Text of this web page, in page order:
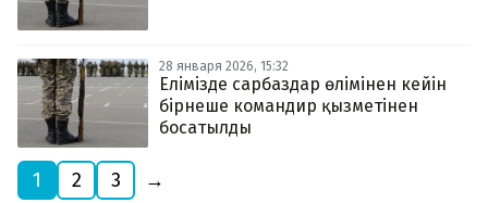
28 января 2026, 15:32
Елімізде сарбаздар өлімінен кейін
бірнеше командир қызметінен
босатылды
1 2 3 →